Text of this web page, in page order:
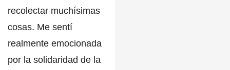
recolectar muchísimas
cosas. Me sentí
realmente emocionada
por la solidaridad de la